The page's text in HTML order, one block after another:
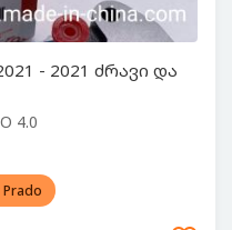
- 2021 ძრავი და
4.0
Prado